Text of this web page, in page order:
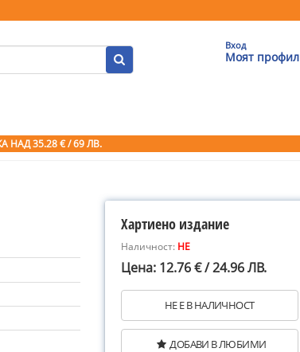
Вход
Моят профил
НАД 35.28 € / 69 ЛВ.
Хартиено издание
Наличност: НЕ
Цена: 12.76 € / 24.96 ЛВ.
НЕ Е В НАЛИЧНОСТ
ДОБАВИ В ЛЮБИМИ